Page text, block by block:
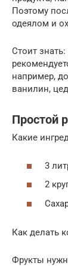
Поэтому
одеялом и
Стоит
например,
ванилин,
Простой
Какие
3
2
Как делать
Фрукты